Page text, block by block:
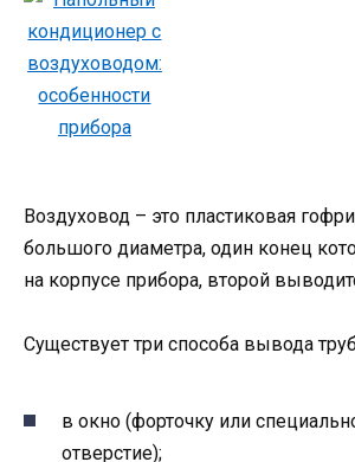
Воздуховод – это пластиковая
большого диаметра, один конец
на корпусе прибора, второй
Существует три способа вывода
в окно (форточку или
отверстие);